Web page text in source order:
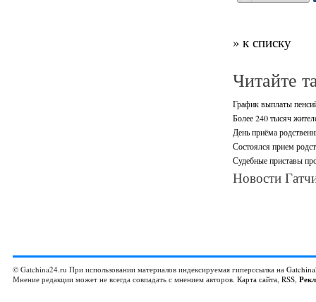
» к списку
Читайте
График выплаты
Более 240 тысяч
День приёма
Состоялся прием
Судебные приставы
Новости
© Gatchina24.ru При использовании материалов индексируемая гиперссылка на
Мнение редакции может не всегда совпадать с мнением авторов. Карта сайта, RSS,